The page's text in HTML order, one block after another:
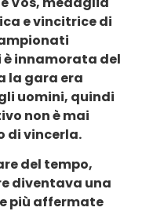
e vincitrice di
è innamorata del
la gara era
uomini, quindi
non è mai
di vincerla.
del tempo,
diventava una
più affermate